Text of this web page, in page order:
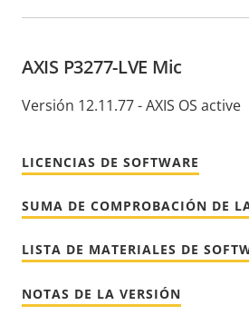
AXIS P3277-LVE Mic
Versión 12.11.77 - AXIS OS active
LICENCIAS DE SOFTWARE
SUMA DE COMPROBACIÓN DE
LISTA DE MATERIALES DE
NOTAS DE LA VERSIÓN